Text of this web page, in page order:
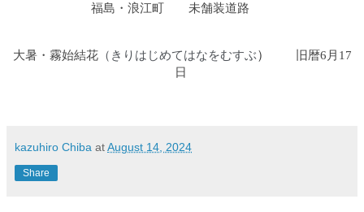
福島・浪江町 未舗装道路
大暑・霧始結花（ きりはじめてはなをむすぶ）
旧暦6月17
日
kazuhiro Chiba atAugust 14, 2024
Share